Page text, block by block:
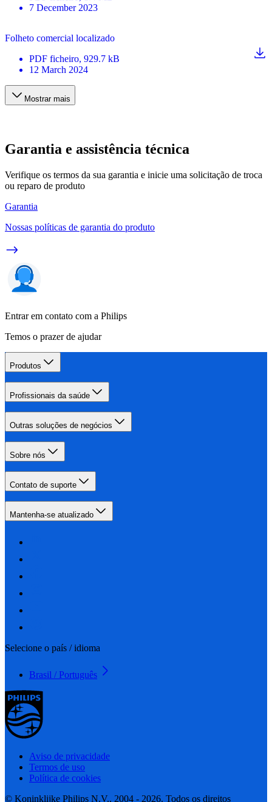
7 December 2023
Folheto comercial localizado
PDF ficheiro, 929.7 kB
12 March 2024
Mostrar mais
Garantia e assistência técnica
Verifique os termos da sua garantia e inicie uma solicitação de troca
ou reparo de produto
Garantia
Nossas políticas de garantia do produto
Entrar em contato com a Philips
Temos o prazer de ajudar
Produtos
Profissionais da saúde
Outras soluções de negócios
Sobre nós
Contato de suporte
Mantenha-se atualizado
Selecione o país / idioma
Brasil / Português
Aviso de privacidade
Termos de uso
Política de cookies
© Koninklijke Philips N.V., 2004 - 2026. Todos os direitos